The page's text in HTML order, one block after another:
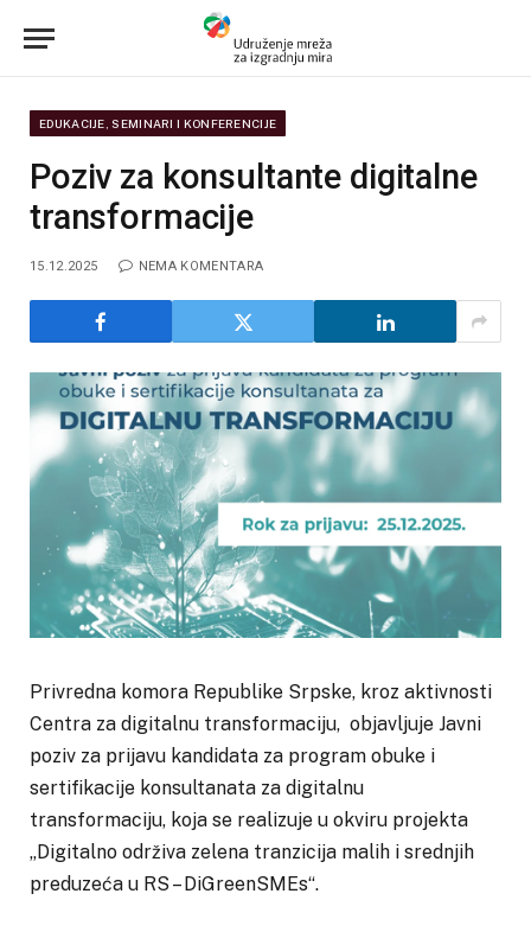
EDUKACIJE, SEMINARI I KONFERENCIJE
Poziv za konsultante digitalne
transformacije
15.12.2025 NEMA KOMENTARA
Privredna komora Republike Srpske, kroz aktivnosti
Centra za digitalnu transformaciju, objavljuje Javni
poziv za prijavu kandidata za program obuke i
sertifikacije konsultanata za digitalnu
transformaciju, koja se realizuje u okviru projekta
„Digitalno održiva zelena tranzicija malih i srednjih
preduzeća u RS – DiGreenSMEs“.